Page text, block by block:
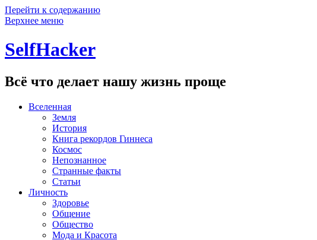
Перейти к содержанию
Верхнее меню
SelfHacker
Всё что делает нашу жизнь проще
Вселенная
Земля
История
Книга рекордов Гиннеса
Космос
Непознанное
Странные факты
Статьи
Личность
Здоровье
Общение
Общество
Мода и Красота